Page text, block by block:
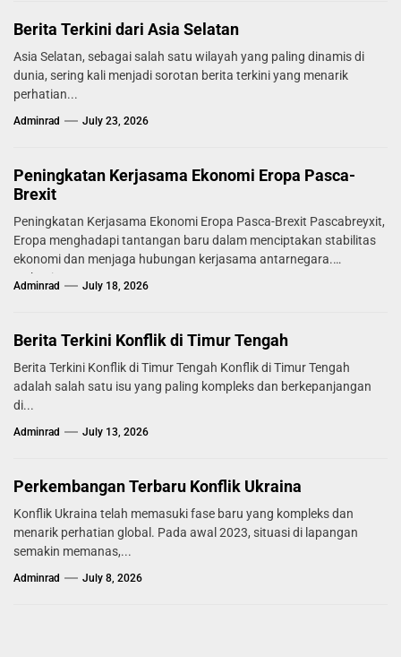
Berita Terkini dari Asia Selatan
Asia Selatan, sebagai salah satu wilayah yang paling dinamis di
dunia, sering kali menjadi sorotan berita terkini yang menarik
perhatian...
Adminrad July 23, 2026
Peningkatan Kerjasama Ekonomi Eropa Pasca-
Brexit
Peningkatan Kerjasama Ekonomi Eropa Pasca-Brexit Pascabreyxit,
Eropa menghadapi tantangan baru dalam menciptakan stabilitas
ekonomi dan menjaga hubungan kerjasama antarnegara.
Mekanisme...
Adminrad July 18, 2026
Berita Terkini Konflik di Timur Tengah
Berita Terkini Konflik di Timur Tengah Konflik di Timur Tengah
adalah salah satu isu yang paling kompleks dan berkepanjangan
di...
Adminrad July 13, 2026
Perkembangan Terbaru Konflik Ukraina
Konflik Ukraina telah memasuki fase baru yang kompleks dan
menarik perhatian global. Pada awal 2023, situasi di lapangan
semakin memanas,...
Adminrad July 8, 2026